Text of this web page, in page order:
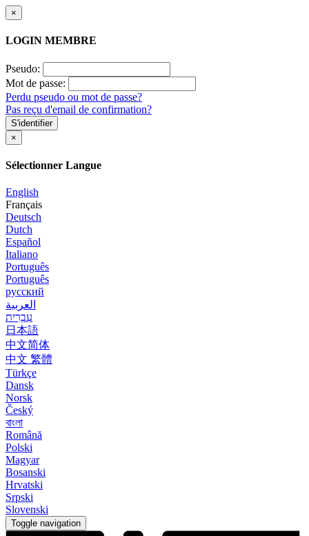
×
LOGIN MEMBRE
Pseudo:
Mot de passe:
Perdu pseudo ou mot de passe?
Pas reçu d'email de confirmation?
S'identifier
×
Sélectionner Langue
English
Français
Deutsch
Dutch
Español
Italiano
Português
Português
русский
العربية
עִבְרִית
日本語
中文简体
中文 繁體
Türkçe
Dansk
Norsk
Český
বাংলা
Română
Polski
Magyar
Bosanski
Hrvatski
Srpski
Slovenski
Toggle navigation